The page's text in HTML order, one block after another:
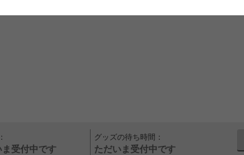
ま受付中です
グッズの待ち時間：
ただいま受付中です